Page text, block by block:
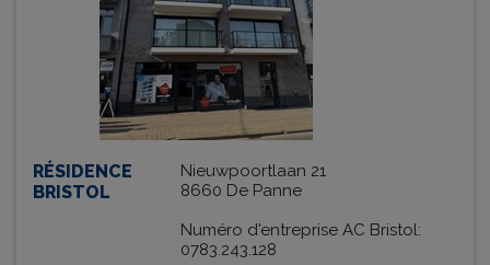
RÉSIDENCE
BRISTOL
Nieuwpoortlaan 21
8660 De Panne
Numéro d'entreprise AC Bristol:
0783.243.128